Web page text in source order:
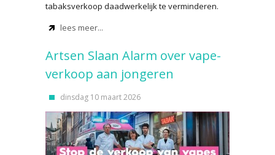
tabaksverkoop daadwerkelijk te verminderen.
lees meer...
Artsen Slaan Alarm over vape-
verkoop aan jongeren
dinsdag 10 maart 2026